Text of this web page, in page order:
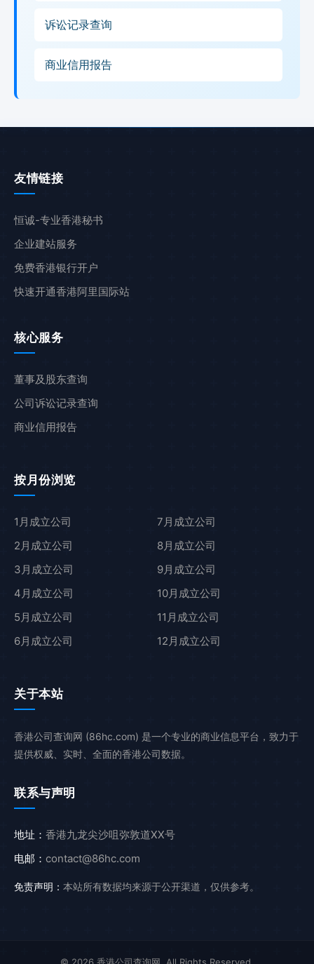
诉讼记录查询
商业信用报告
友情链接
恒诚-专业香港秘书
企业建站服务
免费香港银行开户
快速开通香港阿里国际站
核心服务
董事及股东查询
公司诉讼记录查询
商业信用报告
按月份浏览
1月成立公司
2月成立公司
3月成立公司
4月成立公司
5月成立公司
6月成立公司
7月成立公司
8月成立公司
9月成立公司
10月成立公司
11月成立公司
12月成立公司
关于本站
香港公司查询网 (86hc.com) 是一个专业的商业信息平台，致力于
提供权威、实时、全面的香港公司数据。
联系与声明
地址： 香港九龙尖沙咀弥敦道XX号
电邮： contact@86hc.com
免责声明： 本站所有数据均来源于公开渠道，仅供参考。